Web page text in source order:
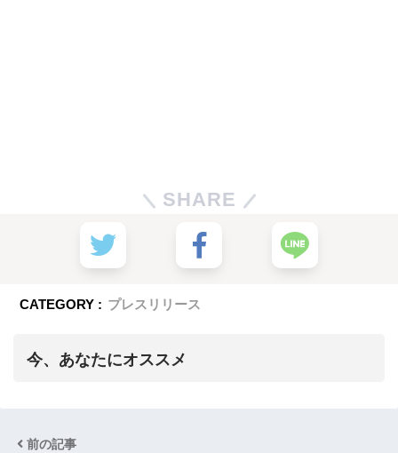
SHARE
CATEGORY : プレスリリース
今、あなたにオススメ
前の記事